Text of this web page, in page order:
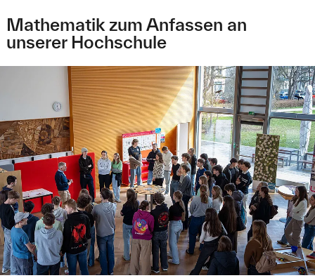
Mathematik zum Anfassen an
unserer Hochschule